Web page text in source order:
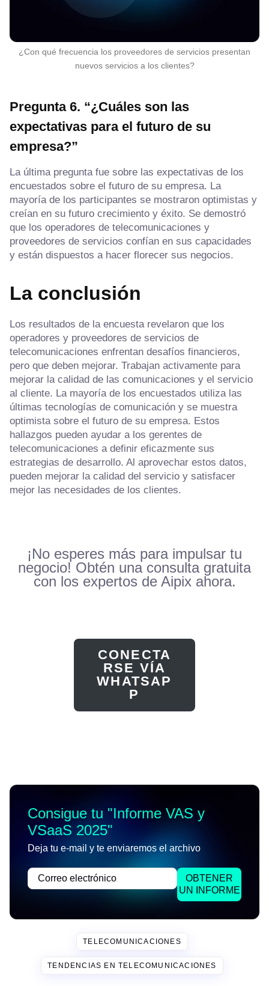
¿Con qué frecuencia los proveedores de servicios presentan
nuevos servicios a los clientes?
Pregunta 6. “¿Cuáles son las
expectativas para el futuro de su
empresa?”
La última pregunta fue sobre las expectativas de los
encuestados sobre el futuro de su empresa. La
mayoría de los participantes se mostraron optimistas y
creían en su futuro crecimiento y éxito. Se demostró
que los operadores de telecomunicaciones y
proveedores de servicios confían en sus capacidades
y están dispuestos a hacer florecer sus negocios.
La conclusión
Los resultados de la encuesta revelaron que los
operadores y proveedores de servicios de
telecomunicaciones enfrentan desafíos financieros,
pero que deben mejorar. Trabajan activamente para
mejorar la calidad de las comunicaciones y el servicio
al cliente. La mayoría de los encuestados utiliza las
últimas tecnologías de comunicación y se muestra
optimista sobre el futuro de su empresa. Estos
hallazgos pueden ayudar a los gerentes de
telecomunicaciones a definir eficazmente sus
estrategias de desarrollo. Al aprovechar estos datos,
pueden mejorar la calidad del servicio y satisfacer
mejor las necesidades de los clientes.
¡No esperes más para impulsar tu
negocio! Obtén una consulta gratuita
con los expertos de Aipix ahora.
CONECTA
RSE VÍA
WHATSAP
P
Consigue tu "Informe VAS y
VSaaS 2025"
Deja tu e-mail y te enviaremos el archivo
OBTENER
UN INFORME
TELECOMUNICACIONES
TENDENCIAS EN TELECOMUNICACIONES